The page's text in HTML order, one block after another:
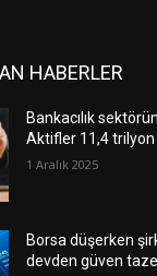
HABERLER
Bankacılık
Aktifler 11,4 trilyon
1 Aralık 2025
Borsa düşerken
devden güven